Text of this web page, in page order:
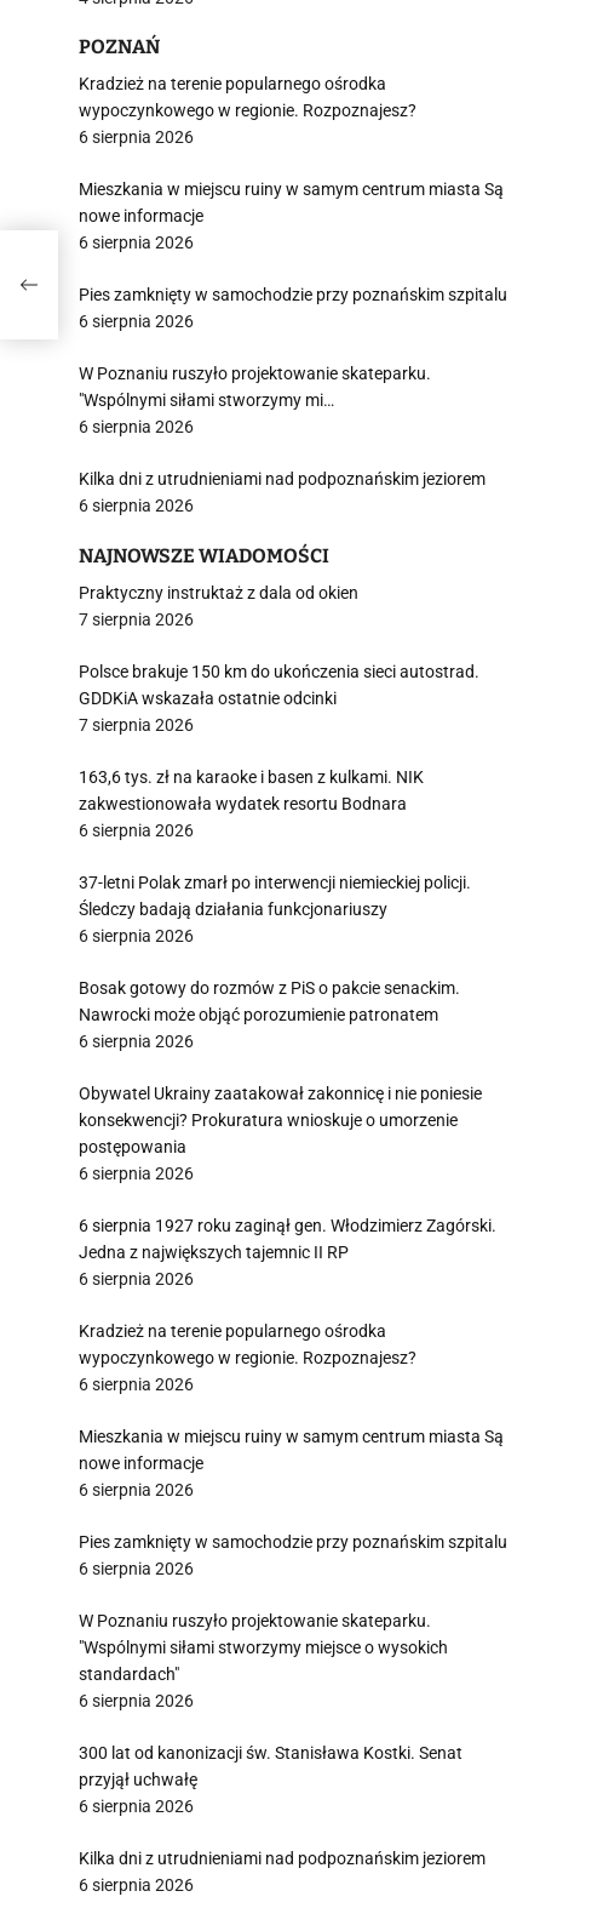
POZNAŃ
Kradzież na terenie popularnego ośrodka
wypoczynkowego w regionie. Rozpoznajesz?
6 sierpnia 2026
Mieszkania w miejscu ruiny w samym centrum miasta Są
nowe informacje
6 sierpnia 2026
Pies zamknięty w samochodzie przy poznańskim szpitalu
6 sierpnia 2026
W Poznaniu ruszyło projektowanie skateparku.
"Wspólnymi siłami stworzymy mi…
6 sierpnia 2026
Kilka dni z utrudnieniami nad podpoznańskim jeziorem
6 sierpnia 2026
NAJNOWSZE WIADOMOŚCI
Praktyczny instruktaż z dala od okien
7 sierpnia 2026
Polsce brakuje 150 km do ukończenia sieci autostrad.
GDDKiA wskazała ostatnie odcinki
7 sierpnia 2026
163,6 tys. zł na karaoke i basen z kulkami. NIK
zakwestionowała wydatek resortu Bodnara
6 sierpnia 2026
37-letni Polak zmarł po interwencji niemieckiej policji.
Śledczy badają działania funkcjonariuszy
6 sierpnia 2026
Bosak gotowy do rozmów z PiS o pakcie senackim.
Nawrocki może objąć porozumienie patronatem
6 sierpnia 2026
Obywatel Ukrainy zaatakował zakonnicę i nie poniesie
konsekwencji? Prokuratura wnioskuje o umorzenie
postępowania
6 sierpnia 2026
6 sierpnia 1927 roku zaginął gen. Włodzimierz Zagórski.
Jedna z największych tajemnic II RP
6 sierpnia 2026
Kradzież na terenie popularnego ośrodka
wypoczynkowego w regionie. Rozpoznajesz?
6 sierpnia 2026
Mieszkania w miejscu ruiny w samym centrum miasta Są
nowe informacje
6 sierpnia 2026
Pies zamknięty w samochodzie przy poznańskim szpitalu
6 sierpnia 2026
W Poznaniu ruszyło projektowanie skateparku.
"Wspólnymi siłami stworzymy miejsce o wysokich
standardach"
6 sierpnia 2026
300 lat od kanonizacji św. Stanisława Kostki. Senat
przyjął uchwałę
6 sierpnia 2026
Kilka dni z utrudnieniami nad podpoznańskim jeziorem
6 sierpnia 2026